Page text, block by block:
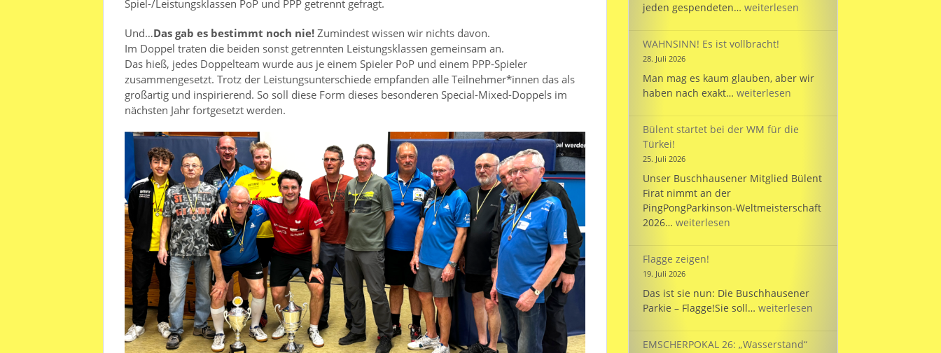
Spiel-/Leistungsklassen PoP und PPP getrennt gefragt.
Und…Das gab es bestimmt noch nie! Zumindest wissen wir nichts davon.
Im Doppel traten die beiden sonst getrennten Leistungsklassen gemeinsam an.
Das hieß, jedes Doppelteam wurde aus je einem Spieler PoP und einem PPP-Spieler
zusammengesetzt. Trotz der Leistungsunterschiede empfanden alle Teilnehmer*innen das als
großartig und inspirierend. So soll diese Form dieses besonderen Special-Mixed-Doppels im
nächsten Jahr fortgesetzt werden.
jeden gespendeten… EVO
und
unsere
Mannschaft
der
weiterlesen
WAHNSINN! Es ist vollbracht!
28. Juli 2026
Man mag es kaum glauben, aber wir
haben nach exakt… WAHNSINN!
vollbracht!
weiterlesen
Bülent startet bei der WM für die
Türkei!
25. Juli 2026
Unser Buschhausener Mitglied Bülent
Firat nimmt an der
PingPongParkinson-Weltmeisterschaft
2026… Bülent
der
WM
für
die
weiterlesen
Flagge zeigen!
19. Juli 2026
Das ist sie nun: Die Buschhausener
Parkie – Flagge!Sie soll… Flagge
weiterlesen
EMSCHERPOKAL 26: „Wasserstand“